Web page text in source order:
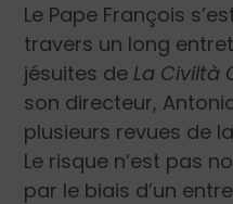
Le Pape François
travers un long
jésuites de La Civiltà
son directeur,
plusieurs revues de
Le risque n’est pas
par le biais d’un